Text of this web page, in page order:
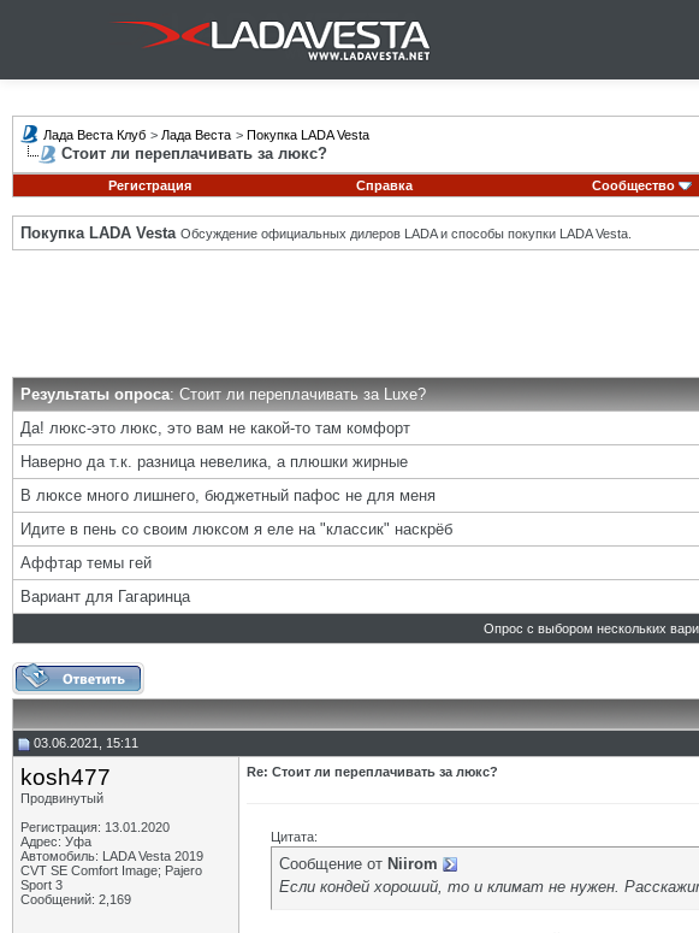
Лада Веста Клуб > Лада Веста > Покупка LADA Vesta
Стоит ли переплачивать за люкс?
Регистрация
Справка Сообщество
Покупка LADA Vesta Обсуждение официальных дилеров LADA и способы покупки LADA Vesta.
Результаты опроса: Стоит ли переплачивать за Luxe?
Да! люкс-это люкс, это вам не какой-то там комфорт
Наверно да т.к. разница невелика, а плюшки жирные
В люксе много лишнего, бюджетный пафос не для меня
Идите в пень со своим люксом я еле на "классик" наскрёб
Аффтар темы гей
Вариант для Гагаринца
Опрос с выбором нескольких
03.06.2021, 15:11
kosh477
Продвинутый
Регистрация: 13.01.2020
Адрес: Уфа
Автомобиль: LADA Vesta 2019
CVT SE Comfort Image; Pajero
Sport 3
Сообщений: 2,169
Re: Стоит ли переплачивать за люкс?
Цитата:
Сообщение от Niirom
Если кондей хороший, то и климат не нужен.